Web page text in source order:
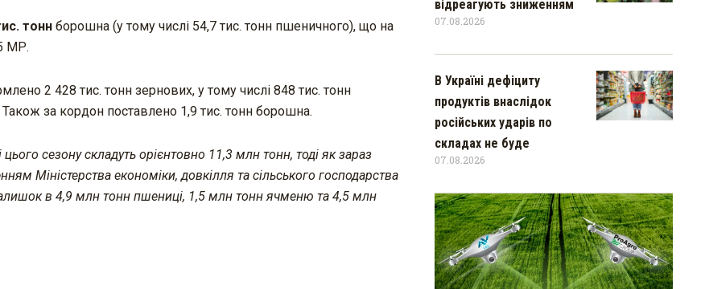
тонн борошна (у тому числі 54,7 тис. тонн пшеничного), що на
МР.
2 428 тис. тонн зернових, у тому числі 848 тис. тонн
за кордон поставлено 1,9 тис. тонн борошна.
сезону складуть орієнтовно 11,3 млн тонн, тоді як зараз
Міністерства економіки, довкілля та сільського господарства
в 4,9 млн тонн пшениці, 1,5 млн тонн ячменю та 4,5 млн
відреагують зниженням
07.08.2026
В Україні дефіциту
продуктів внаслідок
російських ударів по
складах не буде
07.08.2026